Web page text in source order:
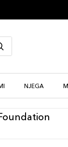
NJEGA